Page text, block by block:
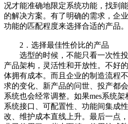
况才能准确地限定系统功能，找到
的解决方案。有了明确的需求，企
功能的匹配程度来选择合适的产品。
2．选择最佳性价比的产品
选型的时候，不能只看一次性投
产品架构，灵活性和开放性。不好
体拥有成本。而且企业的制造流程
求的变化、新产品的问世、投产都
系统也会经常调整。如果mes系统
系统接口、可配置性、功能间集成
改、维护成本直线上升。最后一点